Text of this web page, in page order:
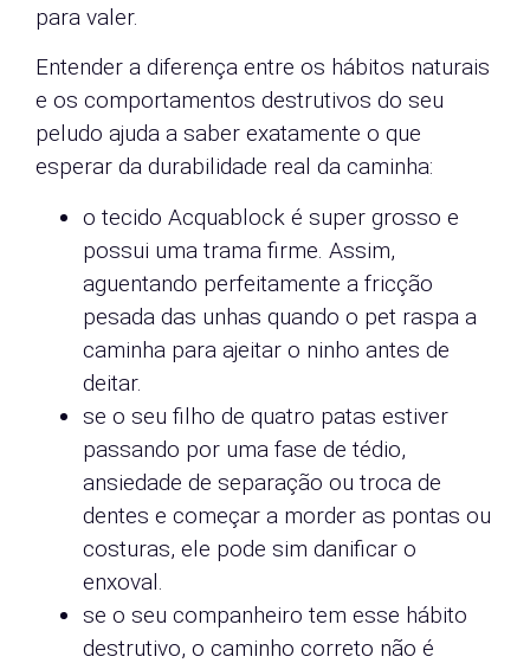
para valer.
Entender a diferença entre os hábitos naturais
e os comportamentos destrutivos do seu
peludo ajuda a saber exatamente o que
esperar da durabilidade real da caminha:
o tecido Acquablock é super grosso e
possui uma trama firme. Assim,
aguentando perfeitamente a fricção
pesada das unhas quando o pet raspa a
caminha para ajeitar o ninho antes de
deitar.
se o seu filho de quatro patas estiver
passando por uma fase de tédio,
ansiedade de separação ou troca de
dentes e começar a morder as pontas ou
costuras, ele pode sim danificar o
enxoval.
se o seu companheiro tem esse hábito
destrutivo, o caminho correto não é